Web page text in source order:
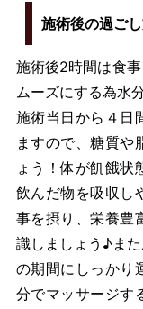
施術後の過ご
施術後2時間は食
ムーズにする為水
施術当日から４日
ますので、糖質や
ょう！体が飢餓状
飲んだ物を吸収し
事を摂り、栄養豊
識しましょう♪ま
の期間にしっかり
分でマッサージす